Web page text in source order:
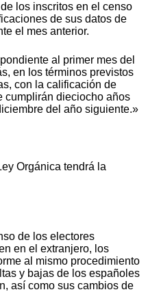
los inscritos en el censo
de sus datos de
el mes anterior.
al primer mes del
en los términos previstos
con la calificación de
cumplirán dieciocho años
del año siguiente.»
Orgánica tendrá la
de los electores
en el extranjero, los
al mismo procedimiento
y bajas de los españoles
así como sus cambios de